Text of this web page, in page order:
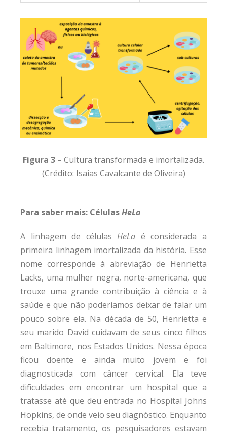
Figura 3 – Cultura transformada e imortalizada.
(Crédito: Isaias Cavalcante de Oliveira)
Para saber mais: CélulasHeLa
A linhagem de célulasHeLa é considerada a
primeira linhagem imortalizada da história. Esse
nome corresponde à abreviação de Henrietta
Lacks, uma mulher negra, norte-americana, que
trouxe uma grande contribuição à ciência e à
saúde e que não poderíamos deixar de falar um
pouco sobre ela. Na década de 50, Henrietta e
seu marido David cuidavam de seus cinco filhos
em Baltimore, nos Estados Unidos. Nessa época
ficou doente e ainda muito jovem e foi
diagnosticada com câncer cervical. Ela teve
dificuldades em encontrar um hospital que a
tratasse até que deu entrada no Hospital Johns
Hopkins, de onde veio seu diagnóstico. Enquanto
recebia tratamento, os pesquisadores estavam